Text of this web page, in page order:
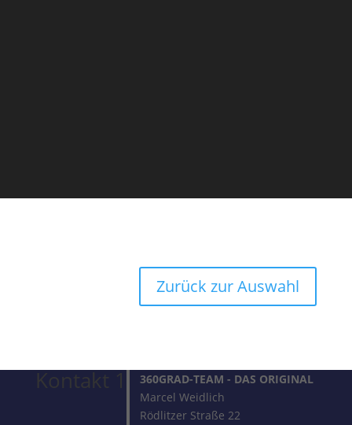
Zurück zur Auswahl
Kontakt 1 360GRAD-TEAM - DAS ORIGINAL
Marcel Weidlich
Rödlitzer Straße 22